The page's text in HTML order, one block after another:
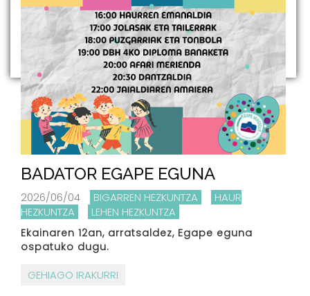
BADATOR EGAPE EGUNA
2026/06/04 BIGARREN HEZKUNTZA
HAUR
HEZKUNTZA
LEHEN HEZKUNTZA
Ekainaren 12an, arratsaldez, Egape eguna
ospatuko dugu.
GEHIAGO IRAKURRI